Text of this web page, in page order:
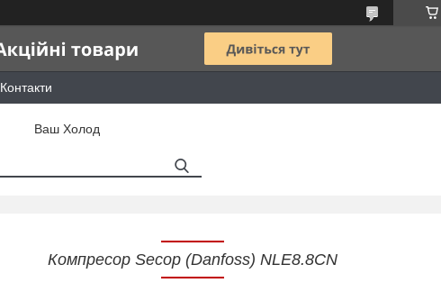
Контакти
Ваш Холод
Компресор Secop (Danfoss) NLE8.8CN